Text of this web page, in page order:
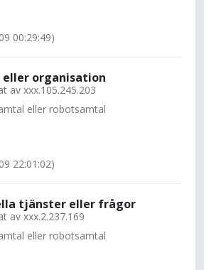
00:29:49)
eller organisation
av xxx.105.245.203
eller robotsamtal
22:01:02)
tjänster eller frågor
av xxx.2.237.169
eller robotsamtal